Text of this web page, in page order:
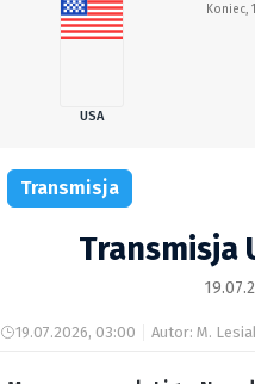
USA
Koniec,
Transmisja
Transmisja
19.07.2026, 03:00 Autor: M.